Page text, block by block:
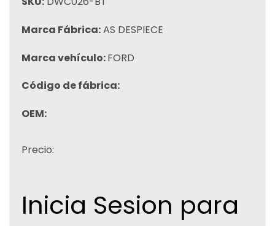
Marca Fábrica:AS DESPIECE
Marca vehículo:FORD
Código de fábrica:
OEM:
Precio:
Inicia Sesion para